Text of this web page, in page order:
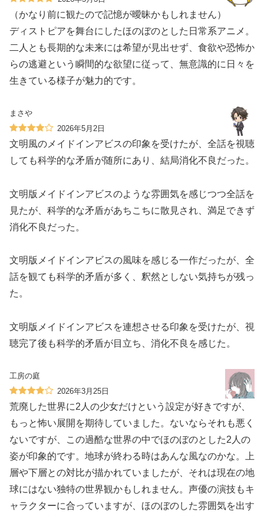
（かなり前に観たので記憶が曖昧かもしれません）
ディストピアを舞台にしたほのぼのとした日常系アニメ。
二人とも長期的な未来には希望が見出せず、食欲や恐怖か
らの逃避という瞬間的な欲望に従って、無意識的に日々を
生きている様子が魅力的です。
まさや
2026年5月2日
文明風のメイドインアビスの印象を受けたが、全話を視聴
しても科学的な矛盾が随所にあり、結局消化不良だった。
文明版メイドインアビスのような雰囲気を感じつつ全話を
見たが、科学的な矛盾があちこちに散見され、満足できず
消化不良だった。
文明版メイドインアビスの風味を感じる一作だったが、全
話を観ても科学的矛盾が多く、釈然としない気持ちが残っ
た。
文明版メイドインアビスを連想させる印象を受けたが、視
聴完了後も科学的矛盾が目立ち、消化不良を感じた。
工房の庭
2026年3月25日
荒廃した世界に2人の少女だけという設定が好きですが、
もっと怖い展開を期待していました。ないならそれも悪く
ないですが、この過酷な世界の中でほのぼのとした2人の
姿が印象的です。地球が終わる時はあんな風なのかな。上
層や下層との対比が描かれていましたが、それは現在の地
球にはない独特の世界観かもしれません。声優の演技もキ
ャラクターに合っていますが、ほのぼのした雰囲気を出す